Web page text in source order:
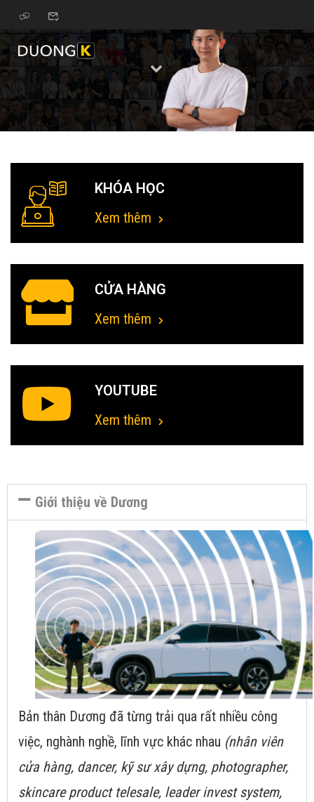
KHÓA HỌC
Xem thêm
CỬA HÀNG
Xem thêm
YOUTUBE
Xem thêm
Giới thiệu về Dương
Bản thân Dương đã từng trải qua rất nhiều công
việc, nghành nghề, lĩnh vực khác nhau (nhân viên
cửa hàng, dancer, kỹ sư xây dựng, photographer,
skincare product telesale, leader invest system,